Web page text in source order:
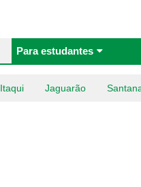
Para estudantes
Itaqui Jaguarão